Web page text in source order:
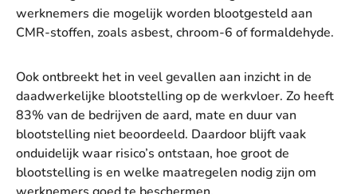
werknemers die mogelijk worden blootgesteld aan
CMR-stoffen, zoals asbest, chroom-6 of formaldehyde.
Ook ontbreekt het in veel gevallen aan inzicht in de
daadwerkelijke blootstelling op de werkvloer. Zo heeft
83% van de bedrijven de aard, mate en duur van
blootstelling niet beoordeeld. Daardoor blijft vaak
onduidelijk waar risico’s ontstaan, hoe groot de
blootstelling is en welke maatregelen nodig zijn om